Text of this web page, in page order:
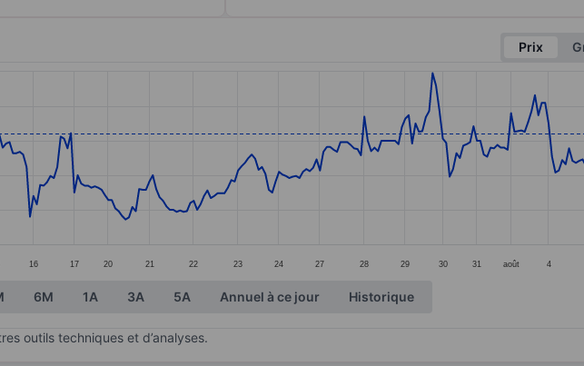
Prix
Data ranges from 18.86 to 20.98.
16 17 20 21 22 23 24 27 28 29 30 31 août 4
6M 1A 3A 5A Annuel à ce jour Historique
outils techniques et d’analyses.